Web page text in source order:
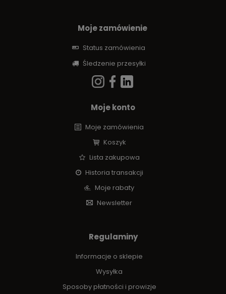
Moje zamówienie
Status zamówienia
Śledzenie przesyłki
Moje konto
Moje zamówienia
Koszyk
Lista zakupowa
Historia transakcji
Moje rabaty
Newsletter
Regulaminy
Informacje o sklepie
Wysyłka
Sposoby płatności i prowizje